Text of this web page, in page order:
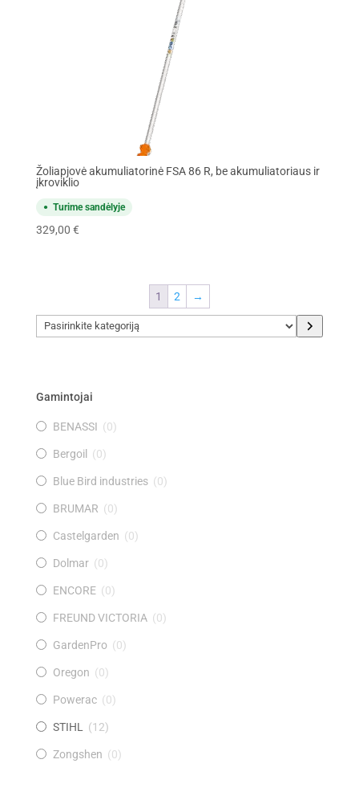
Žoliapjovė akumuliatorinė FSA 86 R, be akumuliatoriaus ir
įkroviklio
Turime sandėlyje
329,00 €
1 2 →
Pasirinkite
kategoriją
Gamintojai
BENASSI (0)
Bergoil (0)
Blue Bird industries (0)
BRUMAR (0)
Castelgarden (0)
Dolmar (0)
ENCORE (0)
FREUND VICTORIA (0)
GardenPro (0)
Oregon (0)
Powerac (0)
STIHL (12)
Zongshen (0)